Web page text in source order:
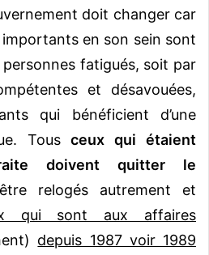
doit changer car
en son sein sont
fatigués, soit par
et désavouées,
qui bénéficient d’une
Tousceux qui étaient
doivent quitter le
relogés autrement et
qui sont aux affaires
depuis 1987 voir 1989